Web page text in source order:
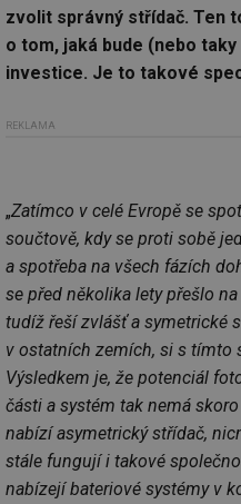
zvolit správný střídač. Ten
o tom, jaká bude (nebo
investice. Je to takové
REKLAMA
„Zatímco v celé Evropě se
součtově, kdy se proti sobě
a spotřeba na všech fázích
se před několika lety přešlo
tudíž řeší zvlášť a symetrické
v ostatních zemích, si s tímto
Výsledkem je, že potenciál
části a systém tak nemá
nabízí asymetrický střídač,
stále fungují i takové
nabízejí bateriové systémy v